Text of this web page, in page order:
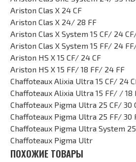
Ariston Clas X 24 CF
Ariston Clas X 24/ 28 FF
Ariston Clas X System 15 CF/ 24
Ariston Clas X System 15 FF/ 24
Ariston HS X 15 CF/ 24 CF
Ariston HS X 15 FF/ 18 FF/ 24 FF
Chaffoteaux Alixia Ultra 15 CF/ 24
Chaffoteaux Alixia Ultra 15 FF/ / 18
Chaffoteaux Pigma Ultra 25 CF/ 30
Chaffoteaux Pigma Ultra 25 FF/ 30
Chaffoteaux Pigma Ultra System 25
Chaffoteaux Pigma Ultr
ПОХОЖИЕ ТОВАРЫ